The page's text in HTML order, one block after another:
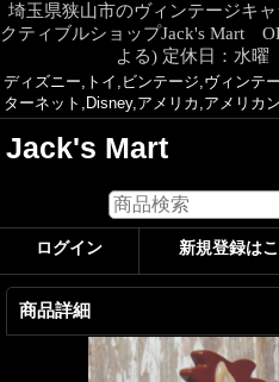
埼玉県狭山市のヴィンテージキ
クティブルショップJack's Mart
よる) 定休日：水
ディズニー,トイ,ビンテージ,ヴィンテ
ターネット,Disney,アメリカ,アメリカ
Jack's Mart
ログイン 新規登録は
商品詳細